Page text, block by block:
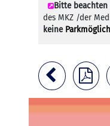
Bitte beachten
des MKZ /der
keine